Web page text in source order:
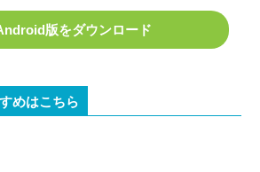
版をダウンロード
めはこちら